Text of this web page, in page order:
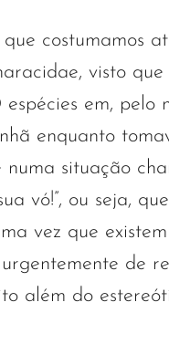
costumamos
visto
em, pelo
enquanto
numa situação
vó!”, ou seja,
vez que
urgentemente de
além do